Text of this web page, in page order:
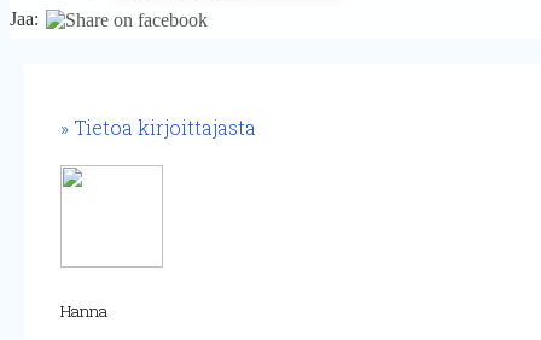
Jaa:
Tietoa kirjoittajasta
Hanna